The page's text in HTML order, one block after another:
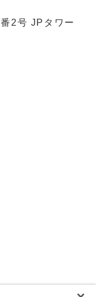
2号 JPタワー